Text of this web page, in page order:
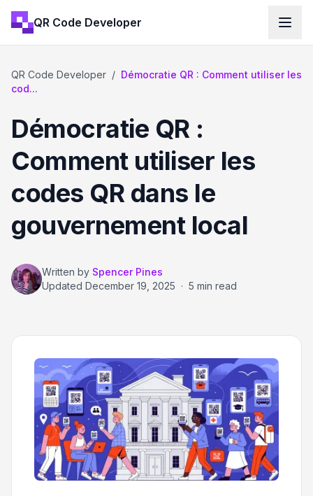
QR Code Developer
QR Code Developer / Démocratie QR : Comment utiliser les
cod...
Démocratie QR :
Comment utiliser les
codes QR dans le
gouvernement local
Written by Spencer Pines
Updated December 19, 2025 · 5 min read